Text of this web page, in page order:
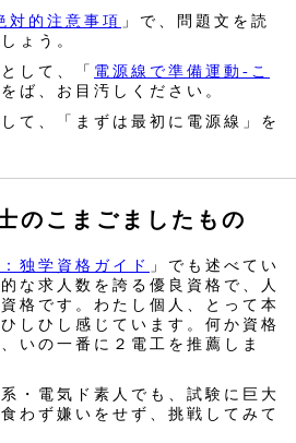
対的注意事項 」で、問題文を読
ょう。
して、「 電源線で準備運動‐こ
をば、お目汚しください。
て、「まずは最初に電源線」を
のこまごましたもの
独学資格ガイド
」でも述べてい
な求人数を誇る優良資格で、人
格です。わたし個人、とって本
しひし感じています。何か資格
いの一番に２電工を推薦しま
・電気ド素人でも、試験に巨大
わず嫌いをせず、挑戦してみて